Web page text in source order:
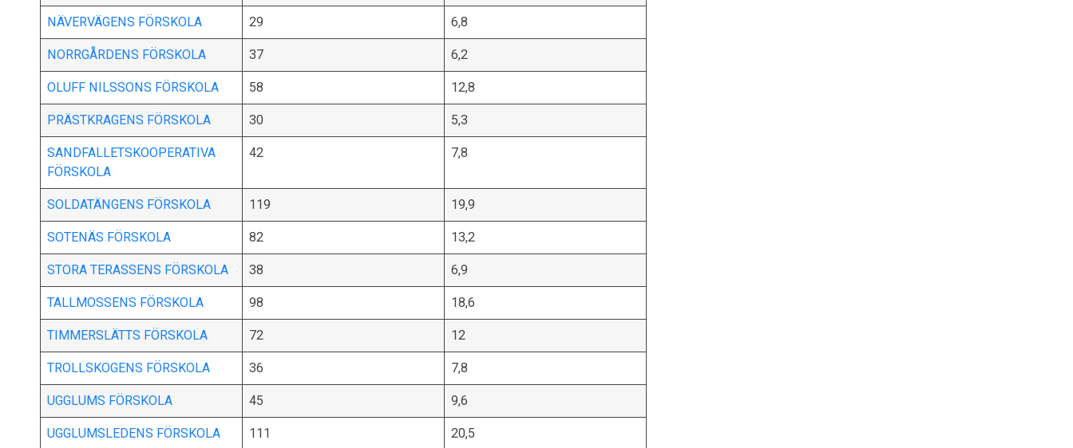
NÄVERVÄGENS FÖRSKOLA 29 6,8
NORRGÅRDENS FÖRSKOLA 37 6,2
OLUFF NILSSONS FÖRSKOLA 58 12,8
PRÄSTKRAGENS FÖRSKOLA 30 5,3
SANDFALLETSKOOPERATIVA
FÖRSKOLA
42 7,8
SOLDATÄNGENS FÖRSKOLA 119 19,9
SOTENÄS FÖRSKOLA 82 13,2
STORA TERASSENS FÖRSKOLA 38 6,9
TALLMOSSENS FÖRSKOLA 98 18,6
TIMMERSLÄTTS FÖRSKOLA 72 12
TROLLSKOGENS FÖRSKOLA 36 7,8
UGGLUMS FÖRSKOLA 45 9,6
UGGLUMSLEDENS FÖRSKOLA 111 20,5